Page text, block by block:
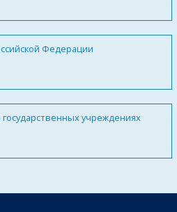
Федерации
учреждениях